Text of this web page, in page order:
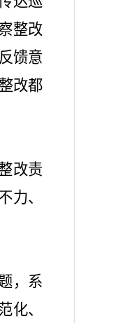
整改
馈意
改都
改责
力、
，系
化、